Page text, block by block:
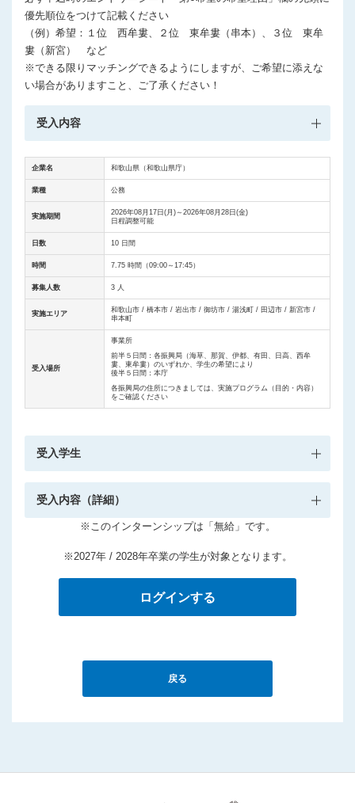
優先順位をつけて記載ください
（例）希望：１位 西牟婁、２位 東牟婁（串本）、３位 東牟
婁（新宮） など
※できる限りマッチングできるようにしますが、ご希望に添えな
い場合がありますこと、ご了承ください！
受入内容
企業名 和歌山県（和歌山県庁）
業種 公務
実施期間
2026年08月17日(月)～2026年08月28日(金)
日程調整可能
日数 10 日間
時間 7.75 時間（09:00～17:45）
募集人数 3 人
実施エリア
和歌山市 / 橋本市 / 岩出市 / 御坊市 / 湯浅町 / 田辺市 / 新宮市 /
串本町
受入場所
事業所
前半５日間：各振興局（海草、那賀、伊都、有田、日高、西牟
婁、東牟婁）のいずれか、学生の希望により
後半５日間：本庁
各振興局の住所につきましては、実施プログラム（目的・内容）
をご確認ください
受入学生
受入内容（詳細）
※このインターンシップは「無給」です。
※2027年 / 2028年卒業の学生が対象となります。
ログインする
戻る